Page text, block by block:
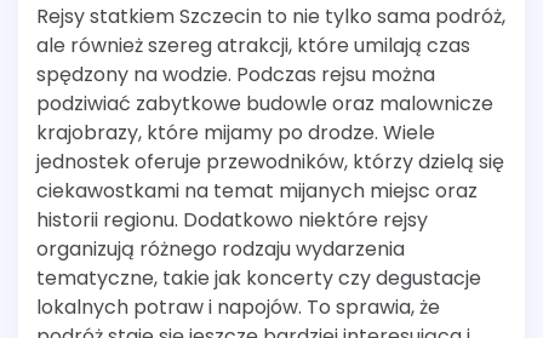
Rejsy statkiem Szczecin to nie tylko sama podróż,
ale również szereg atrakcji, które umilają czas
spędzony na wodzie. Podczas rejsu można
podziwiać zabytkowe budowle oraz malownicze
krajobrazy, które mijamy po drodze. Wiele
jednostek oferuje przewodników, którzy dzielą się
ciekawostkami na temat mijanych miejsc oraz
historii regionu. Dodatkowo niektóre rejsy
organizują różnego rodzaju wydarzenia
tematyczne, takie jak koncerty czy degustacje
lokalnych potraw i napojów. To sprawia, że